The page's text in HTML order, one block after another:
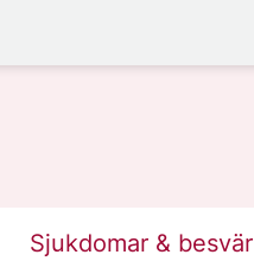
Sjukdomar & besvär